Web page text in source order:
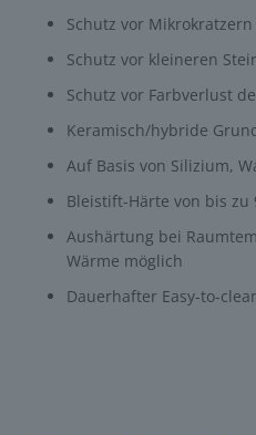
Schutz vor
Schutz vor kleineren
Schutz vor Farbverlust
Keramisch/hybride
Auf Basis von Silizium,
Bleistift-Härte von bis zu
Aushärtung bei
Wärme möglich
Dauerhafter Easy-to-